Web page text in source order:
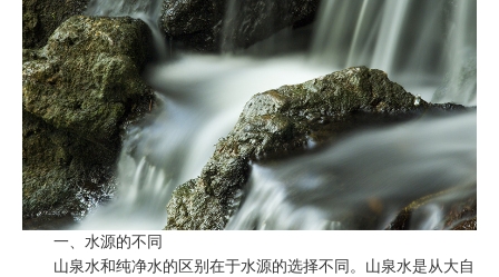
一、水源的不同
山泉水和纯净水的区别在于水源的选择不同。山泉水是从大自